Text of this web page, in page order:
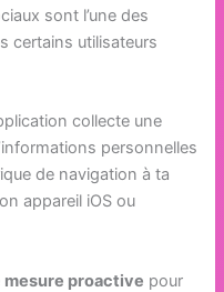
sont l’une des
certains utilisateurs
collecte une
personnelles
de navigation à ta
appareil iOS ou
mesure proactive pour